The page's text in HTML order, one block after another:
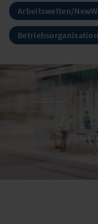
Arbeitswelten/
Betriebsorganisation